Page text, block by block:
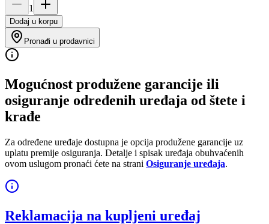
1
Dodaj u korpu
Pronađi u prodavnici
Mogućnost produžene garancije ili
osiguranje određenih uređaja od štete i
krađe
Za određene uređaje dostupna je opcija produžene garancije uz
uplatu premije osiguranja. Detalje i spisak uređaja obuhvaćenih
ovom uslugom pronaći ćete na strani Osiguranje uređaja.
Reklamacija na kupljeni uređaj